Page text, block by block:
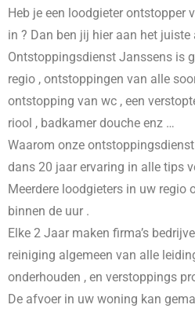
Heb je een loodgieter ontstopper
in ? Dan ben jij hier aan het juiste
Ontstoppingsdienst Janssens is
regio , ontstoppingen van alle
ontstopping van wc , een
riool , badkamer douche enz …
Waarom onze
dans 20 jaar ervaring in alle tips
Meerdere loodgieters in uw regio
binnen de uur .
Elke 2 Jaar maken firma’s
reiniging algemeen van alle
onderhouden , en verstoppings
De afvoer in uw woning kan